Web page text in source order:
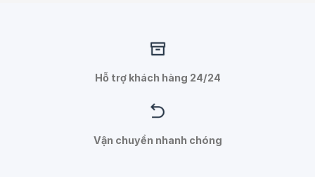
Hỗ trợ khách hàng 24/24
Vận chuyển nhanh chóng